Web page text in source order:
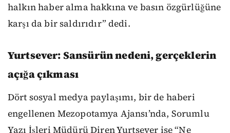
halkın haber alma hakkına ve basın özgürlüğüne
karşı da bir saldırıdır” dedi.
Yurtsever: Sansürün nedeni, gerçeklerin
açığa çıkması
Dört sosyal medya paylaşımı, bir de haberi
engellenen Mezopotamya Ajansı’nda, Sorumlu
Yazı İşleri Müdürü Diren Yurtsever ise “Ne